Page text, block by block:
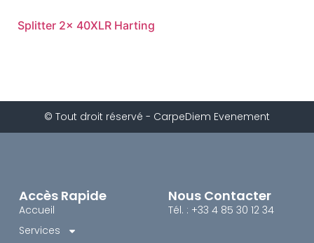
Splitter 2x 40XLR Harting
© Tout droit réservé - CarpeDiem Evenement
Accès Rapide
Accueil
Services
Nous Contacter
Tél. : +33 4 85 30 12 34